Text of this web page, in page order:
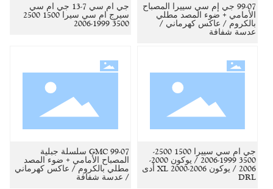
99-07 جي إم سي سييرا المصباح
الأمامي + ضوء المصد مطلي
بالكروم / عاكس كهرماني /
عدسة شفافة
جي ام سي 7-13 جي ام سي
سيرج ام سي سيرا 1500 2500
3500 1999-2006
جي ام سي سييرا 1500 2500-
3500 1999-2006 / يوكون 2000-
2006 / يوكون XL 2000-2006 أدى
DRL
99-07 GMC سلسلة جبلية
المصباح الأمامي + ضوء المصد
مطلي بالكروم / عاكس كهرماني
/ عدسة شفافة